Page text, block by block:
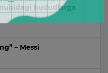
hududlarga
– Messi